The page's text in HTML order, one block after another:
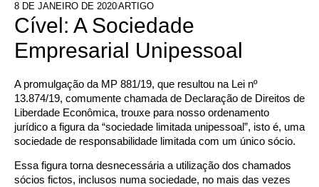
8 DE JANEIRO DE 2020ARTIGO
Cível: A Sociedade
Empresarial Unipessoal
A promulgação da MP 881/19, que resultou na Lei nº
13.874/19, comumente chamada de Declaração de Direitos de
Liberdade Econômica, trouxe para nosso ordenamento
jurídico a figura da “sociedade limitada unipessoal”, isto é, uma
sociedade de responsabilidade limitada com um único sócio.
Essa figura torna desnecessária a utilização dos chamados
sócios fictos, inclusos numa sociedade, no mais das vezes